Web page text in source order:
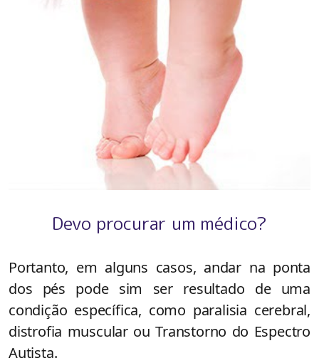
Devo procurar um médico?
Portanto, em alguns casos, andar na ponta
dos pés pode sim ser resultado de uma
condição específica, como paralisia cerebral,
distrofia muscular ou Transtorno do Espectro
Autista.